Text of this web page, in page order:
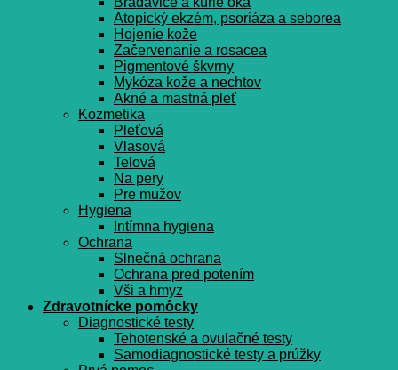
Atopický ekzém, psoriáza a seborea
Hojenie kože
Začervenanie a rosacea
Pigmentové škvrny
Mykóza kože a nechtov
Akné a mastná pleť
Kozmetika
Pleťová
Vlasová
Telová
Na pery
Pre mužov
Hygiena
Intímna hygiena
Ochrana
Slnečná ochrana
Ochrana pred potením
Vši a hmyz
Zdravotnícke pomôcky
Diagnostické testy
Tehotenské a ovulačné testy
Samodiagnostické testy a prúžky